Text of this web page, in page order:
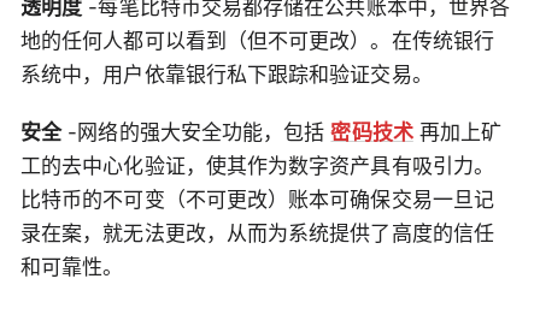
透明度 -每笔比特币交易都存储在公共账本中，世界各
地的任何人都可以看到（但不可更改）。在传统银行
系统中，用户依靠银行私下跟踪和验证交易。
安全-网络的强大安全功能，包括密码技术再加上矿
工的去中心化验证，使其作为数字资产具有吸引力。
比特币的不可变（不可更改）账本可确保交易一旦记
录在案，就无法更改，从而为系统提供了高度的信任
和可靠性。